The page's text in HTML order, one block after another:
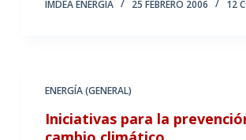
IMDEA ENERGÍA 25 FEBRERO 2006 12
ENERGÍA (GENERAL)
Iniciativas para la